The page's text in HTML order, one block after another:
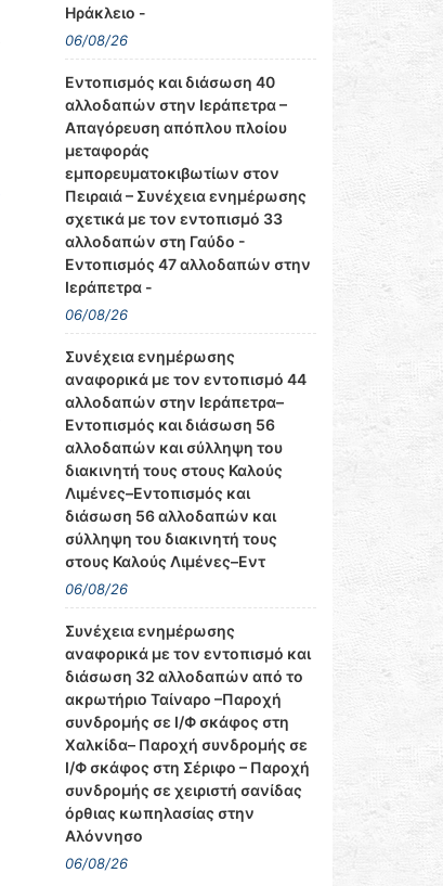
Ηράκλειο -
06/08/26
Εντοπισμός και διάσωση 40
αλλοδαπών στην Ιεράπετρα –
Απαγόρευση απόπλου πλοίου
μεταφοράς
εμπορευματοκιβωτίων στον
Πειραιά – Συνέχεια ενημέρωσης
σχετικά με τον εντοπισμό 33
αλλοδαπών στη Γαύδο -
Εντοπισμός 47 αλλοδαπών στην
Ιεράπετρα -
06/08/26
Συνέχεια ενημέρωσης
αναφορικά με τον εντοπισμό 44
αλλοδαπών στην Ιεράπετρα–
Εντοπισμός και διάσωση 56
αλλοδαπών και σύλληψη του
διακινητή τους στους Καλούς
Λιμένες–Εντοπισμός και
διάσωση 56 αλλοδαπών και
σύλληψη του διακινητή τους
στους Καλούς Λιμένες–Εντ
06/08/26
Συνέχεια ενημέρωσης
αναφορικά με τον εντοπισμό και
διάσωση 32 αλλοδαπών από το
ακρωτήριο Ταίναρο –Παροχή
συνδρομής σε Ι/Φ σκάφος στη
Χαλκίδα– Παροχή συνδρομής σε
Ι/Φ σκάφος στη Σέριφο – Παροχή
συνδρομής σε χειριστή σανίδας
όρθιας κωπηλασίας στην
Αλόννησο
06/08/26